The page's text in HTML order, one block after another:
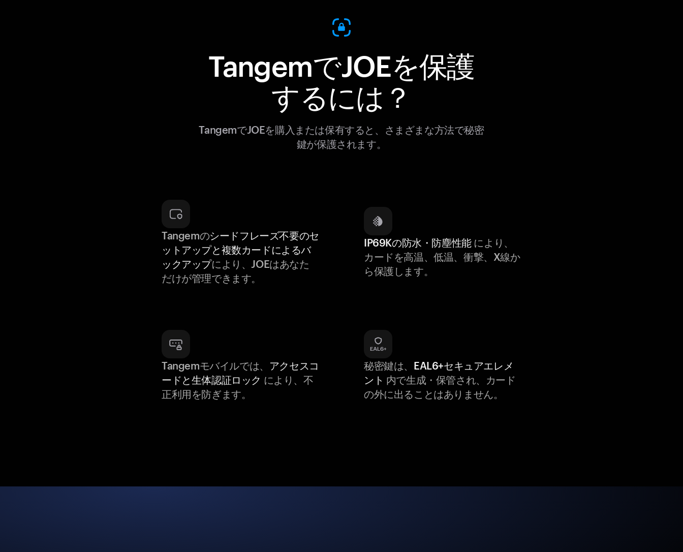
TangemでJOEを保護
するには？
TangemでJOEを購入または保有すると、さまざまな方法で秘密
鍵が保護されます。
Tangemのシードフレーズ不要のセ
ットアップと複数カードによるバ
ックアップにより、JOEはあなた
だけが管理できます。
IP69Kの防水・防塵性能により、
カードを高温、低温、衝撃、X線か
ら保護します。
Tangemモバイルでは、 アクセスコ
ードと生体認証ロック により、不
正利用を防ぎます。
秘密鍵は、 EAL6+セキュアエレメ
ント 内で生成・保管され、カード
の外に出ることはありません。